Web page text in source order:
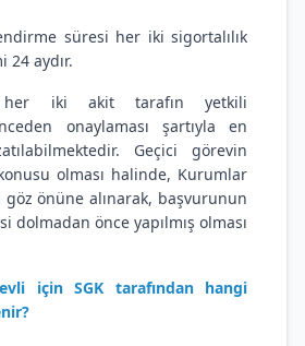
süresi her iki sigortalılık
24 aydır.
her iki akit tarafın yetkili
onaylaması şartıyla en
Geçici görevin
olması halinde, Kurumlar
göz önüne alınarak, başvurunun
dolmadan önce yapılmış olması
için SGK tarafından hangi